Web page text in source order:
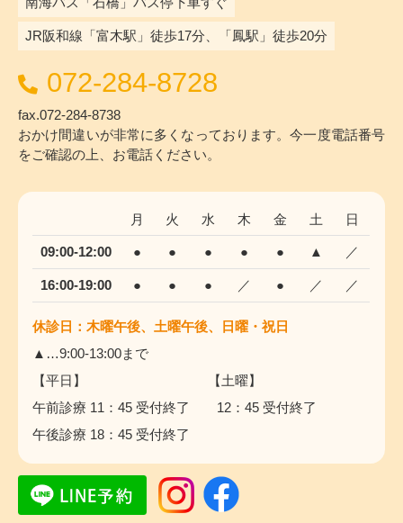
JR阪和線「富木駅」徒歩17分、「鳳駅」徒歩20分
072-284-8728
fax.072-284-8738
おかけ間違いが非常に多くなっております。今一度電話番号
をご確認の上、お電話ください。
月 火 水 木 金 土 日
09:00-12:00 ● ● ● ● ● ▲ ／
16:00-19:00 ● ● ● ／ ● ／ ／
休診日：木曜午後、土曜午後、日曜・祝日
▲…9:00-13:00まで
【平日】 【土曜】
午前診療 11：45 受付終了 12：45 受付終了
午後診療 18：45 受付終了